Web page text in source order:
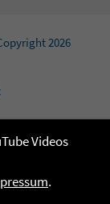
2026
Videos
.